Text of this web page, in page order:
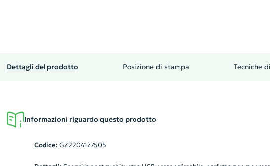
Dettagli del prodotto Posizione di stampa Tecniche
Informazioni riguardo questo prodotto
Codice: GZ22041Z7505